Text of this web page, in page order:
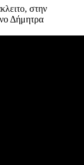
στην
Δήμητρα